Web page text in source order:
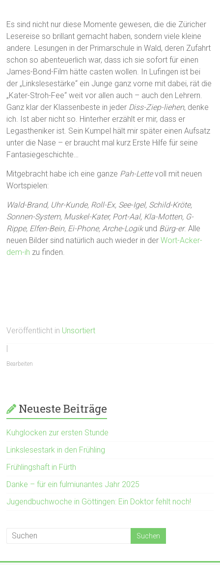
Es sind nicht nur diese Momente gewesen, die die Züricher
Lesereise so brillant gemacht haben, sondern viele kleine
andere. Lesungen in der Primarschule in Wald, deren Zufahrt
schon so abenteuerlich war, dass ich sie sofort für einen
James-Bond-Film hätte casten wollen. In Lufingen ist bei
der „Linkslesestärke“ ein Junge ganz vorne mit dabei, rät die
„Kater-Stroh-Fee“ weit vor allen auch – auch den Lehrern.
Ganz klar der Klassenbeste in jeder Diss-Ziep-liehen, denke
ich. Ist aber nicht so. Hinterher erzählt er mir, dass er
Legastheniker ist. Sein Kumpel hält mir später einen Aufsatz
unter die Nase – er braucht mal kurz Erste Hilfe für seine
Fantasiegeschichte…
Mitgebracht habe ich eine ganze Pah-Lettevoll mit neuen
Wortspielen:
Wald-Brand, Uhr-Kunde, Roll-Ex, See-Igel, Schild-Kröte,
Sonnen-System, Muskel-Kater, Port-Aal, Kla-Motten, G-
Rippe, Elfen-Bein, Ei-Phone, Arche-Logik und Bürg-er. Alle
neuen Bilder sind natürlich auch wieder in derWort-Acker-
dem-ih zu finden.
Veröffentlicht in Unsortiert
|
Bearbeiten
Neueste Beiträge
Kuhglocken zur ersten Stunde
Linkslesestark in den Frühling
Frühlingshaft in Fürth
Danke – für ein fulmiunantes Jahr 2025
Jugendbuchwoche in Göttingen: Ein Doktor fehlt noch!